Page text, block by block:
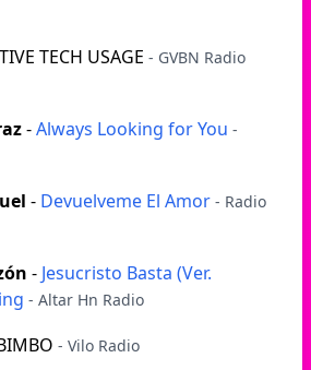
TECH USAGE - GVBN Radio
-Always Looking for You -
- Devuelveme El Amor - Radio
- Jesucristo Basta (Ver.
- Altar Hn Radio
- Vilo Radio